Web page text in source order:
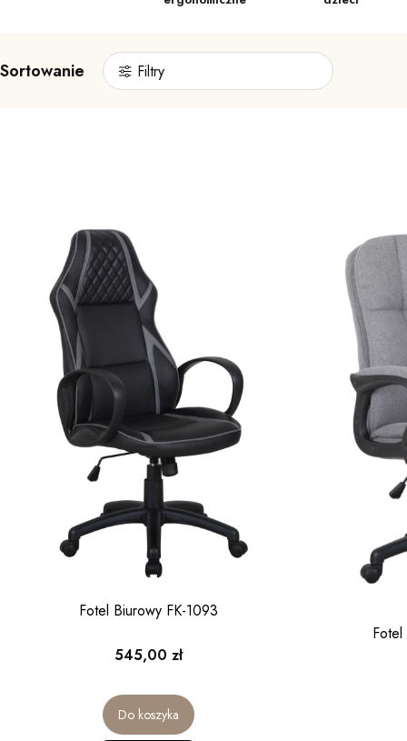
Sortowanie Filtry
Fotel Biurowy FK-1093
Cena
545,00 zł
Do koszyka